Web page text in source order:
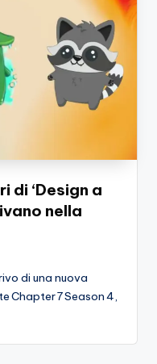
di ‘Design a
nella
di una nuova
Chapter 7 Season 4,